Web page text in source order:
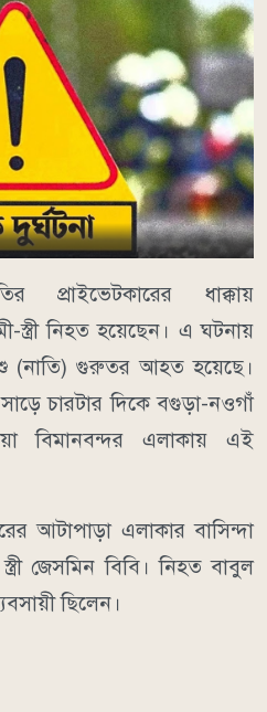
প্রাইভেটকারের ধাক্কায়
স্ত্রী নিহত হয়েছেন। এ ঘটনায়
(নাতি) গুরুতর আহত হয়েছে।
চারটার দিকে বগুড়া-নওগাঁ
বিমানবন্দর এলাকায় এই
আটাপাড়া এলাকার বাসিন্দা
জেসমিন বিবি। নিহত বাবুল
ছিলেন।